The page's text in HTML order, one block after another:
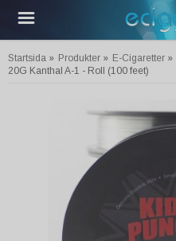
Startsida » Produkter » E-Cigaretter »
20G Kanthal A-1 - Roll (100 feet)